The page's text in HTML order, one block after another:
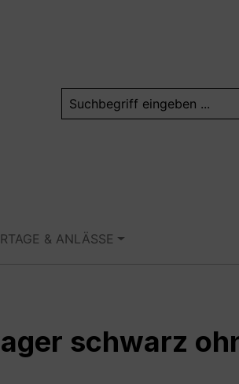
& ANLÄSSE
schwarz